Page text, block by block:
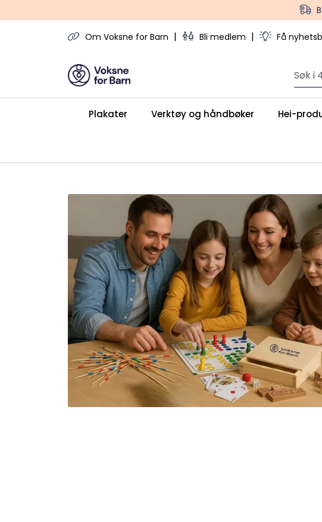
Om Voksne for Barn | Bli medlem | Få
Plakater Verktøy og håndbøker Hei-